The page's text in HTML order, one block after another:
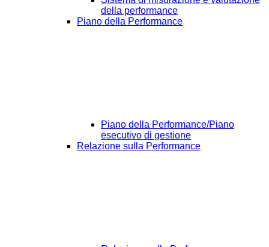
della performance
Piano della Performance
Piano della Performance/Piano
esecutivo di gestione
Relazione sulla Performance